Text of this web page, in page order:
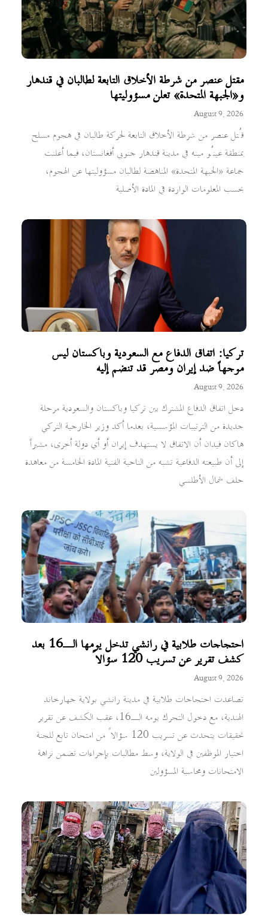
مقتل عنصر من شرطة الأخلاق التابعة لطالبان في قندهار
و«الجبهة المتحدة» تعلن مسؤوليتها
August 9, 2026
قُتل عنصر من شرطة الأخلاق التابعة لحركة طالبان في هجوم مسلح
بمنطقة عينُو مينه في مدينة قندهار جنوبي أفغانستان، فيما أعلنت
جماعة «الجبهة المتحدة» المناهضة لطالبان مسؤوليتها عن الهجوم،
بحسب المعلومات الواردة في المادة الأصلية
تركيا: اتفاق الدفاع مع السعودية وباكستان ليس
موجهاً ضد إيران ومصر قد تنضم إليه
August 9, 2026
دخل اتفاق الدفاع المشترك بين تركيا وباكستان والسعودية مرحلة
جديدة من الترتيبات المؤسسية، بعدما أكد وزير الخارجية التركي
هاكان فيدان أن الاتفاق لا يستهدف إيران أو أي دولة أخرى، مشيراً
إلى أن طبيعته الدفاعية تشبه من الناحية الفنية المادة الخامسة من معاهدة
حلف شمال الأطلسي
احتجاجات طلابية في رانشي تدخل يومها الـ16 بعد
كشف تقرير عن تسريب 120 سؤالاً
August 9, 2026
تصاعدت احتجاجات طلابية في مدينة رانشي بولاية جهارخاند
الهندية، مع دخول التحرك يومه الـ16، عقب الكشف عن تقرير
تحقيقات يتحدث عن تسريب 120 سؤالاً من امتحان تابع للجنة
اختيار الموظفين في الولاية، وسط مطالبات بإجراءات تضمن نزاهة
الامتحانات ومحاسبة المسؤولين